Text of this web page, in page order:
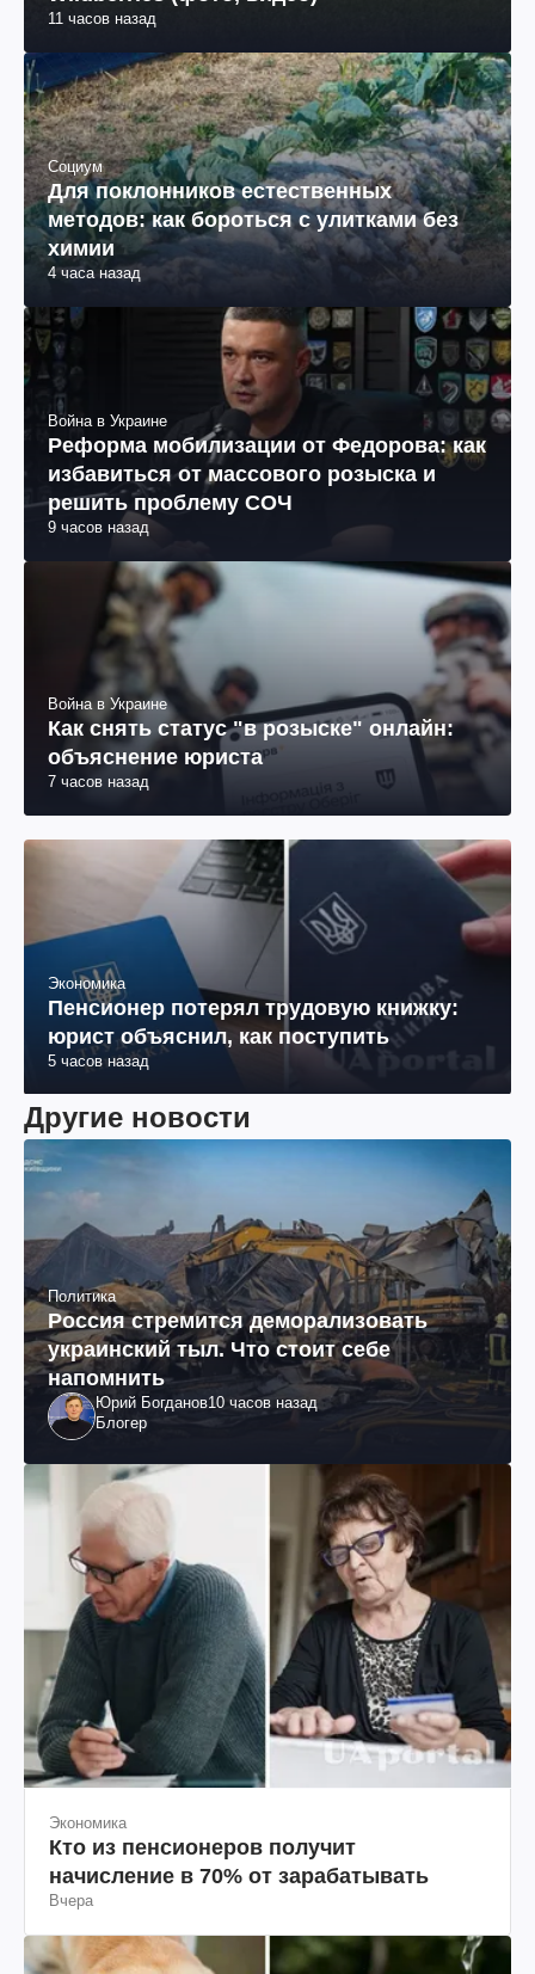
11 часов назад
Социум
Для поклонников естественных
методов: как бороться с улитками без
химии
4 часа назад
Война в Украине
Реформа мобилизации от Федорова: как
избавиться от массового розыска и
решить проблему СОЧ
9 часов назад
Война в Украине
Как снять статус "в розыске" онлайн:
объяснение юриста
7 часов назад
Экономика
Пенсионер потерял трудовую книжку:
юрист объяснил, как поступить
5 часов назад
Другие новости
Политика
Россия стремится деморализовать
украинский тыл. Что стоит себе
напомнить
Юрий Богданов10 часов назад
Блогер
Экономика
Кто из пенсионеров получит
начисление в 70% от зарабатывать
Вчера